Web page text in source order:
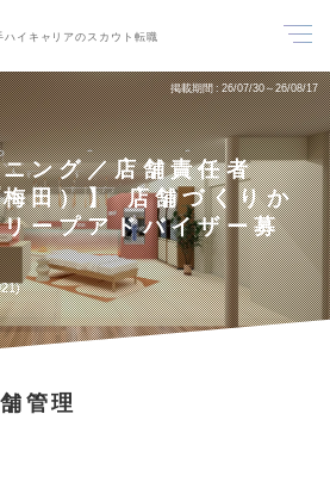
ハイキャリアのスカウト転職
掲載期間 26/07/30～26/08/17
ング／店舗責任者
田）】 店舗づくりか
ープアドバイザー募
管理